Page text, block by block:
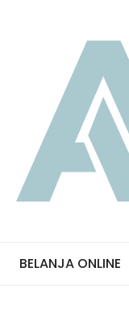
BELANJA ONLINE